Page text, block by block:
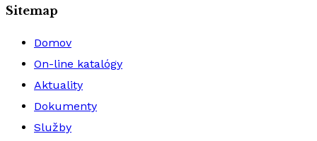
Sitemap
Domov
On-line katalógy
Aktuality
Dokumenty
Služby